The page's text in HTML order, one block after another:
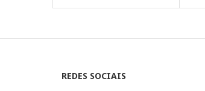
REDES SOCIAIS